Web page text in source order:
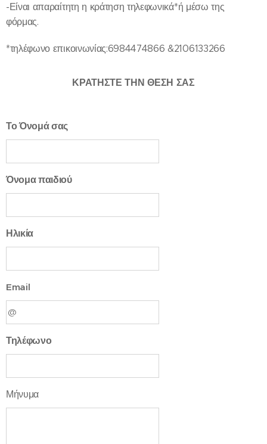
-Είναι απαραίτητη η κράτηση τηλεφωνικά*ή μέσω της
φόρμας.
*τηλέφωνο επικοινωνίας:6984474866 &2106133266
ΚΡΑΤΗΣΤΕ ΤΗΝ ΘΕΣΗ ΣΑΣ
Το Όνομά σας
Όνομα παιδιού
Ηλικία
Email
Τηλέφωνο
Μήνυμα